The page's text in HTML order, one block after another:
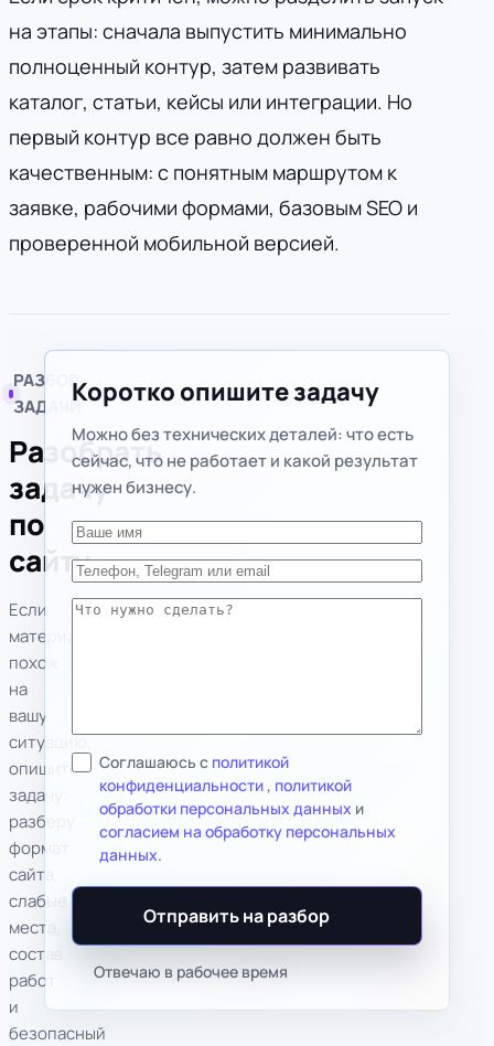
на этапы: сначала выпустить минимально
полноценный контур, затем развивать
каталог, статьи, кейсы или интеграции. Но
первый контур все равно должен быть
качественным: с понятным маршрутом к
заявке, рабочими формами, базовым SEO и
проверенной мобильной версией.
РАЗБОР
ЗАДАЧИ
Разобрать
задачу
по
сайту
Если
материал
похож
на
вашу
ситуацию,
опишите
задачу:
разберу
формат
сайта,
слабые
места,
состав
работ
и
безопасный
Организация
Коротко опишите задачу
Можно без технических деталей: что есть
сейчас, что не работает и какой результат
нужен бизнесу.
Ваше имя
Телефон, Telegram или email
Что нужно сделать?
Соглашаюсь с политикой
конфиденциальности, политикой
обработки персональных данных и
согласием на обработку персональных
данных.
Отправить на разбор
Отвечаю в рабочее время